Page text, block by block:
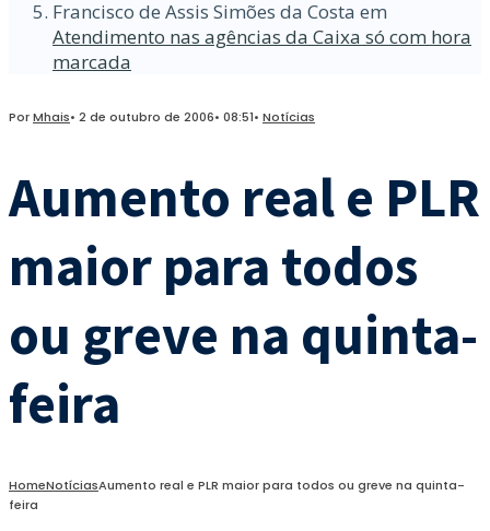
Francisco de Assis Simões da Costa em
Atendimento nas agências da Caixa só com hora
marcada
PorMhais• 2 de outubro de 2006• 08:51• Notícias
Aumento real e PLR
maior para todos
ou greve na quinta-
feira
HomeNotíciasAumento real e PLR maior para todos ou greve na quinta-
feira